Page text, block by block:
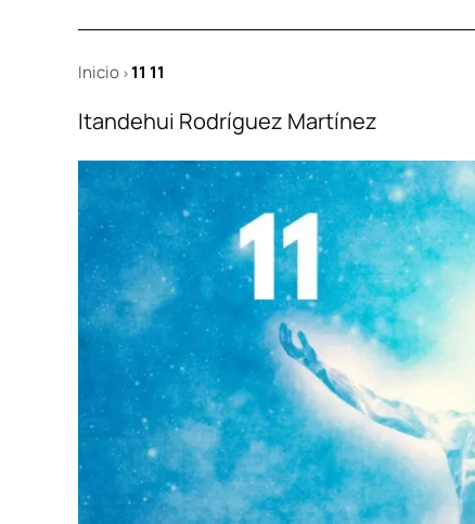
Inicio > 11 11
Itandehui Rodríguez Martínez